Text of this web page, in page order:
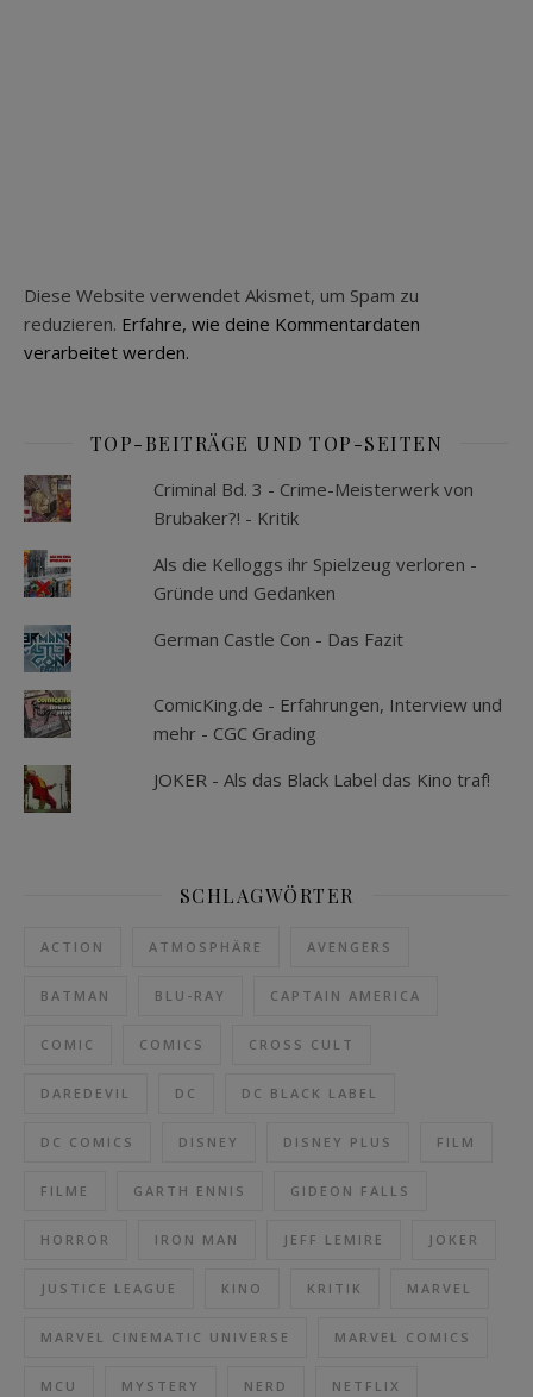
Diese Website verwendet Akismet, um Spam zu
reduzieren. Erfahre, wie deine Kommentardaten
verarbeitet werden.
TOP-BEITRÄGE UND TOP-SEITEN
Criminal Bd. 3 - Crime-Meisterwerk von
Brubaker?! - Kritik
Als die Kelloggs ihr Spielzeug verloren -
Gründe und Gedanken
German Castle Con - Das Fazit
ComicKing.de - Erfahrungen, Interview und
mehr - CGC Grading
JOKER - Als das Black Label das Kino traf!
SCHLAGWÖRTER
ACTION ATMOSPHÄRE AVENGERS
BATMAN BLU-RAY CAPTAIN AMERICA
COMIC COMICS CROSS CULT
DAREDEVIL DC DC BLACK LABEL
DC COMICS DISNEY DISNEY PLUS FILM
FILME GARTH ENNIS GIDEON FALLS
HORROR IRON MAN JEFF LEMIRE JOKER
JUSTICE LEAGUE KINO KRITIK MARVEL
MARVEL CINEMATIC UNIVERSE MARVEL COMICS
MCU MYSTERY NERD NETFLIX